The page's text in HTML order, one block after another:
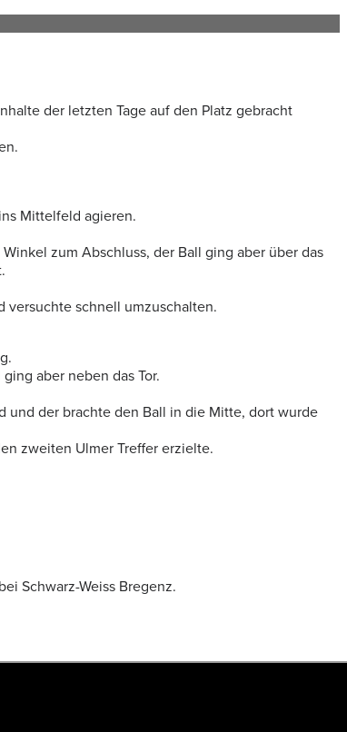
der letzten Tage auf den Platz gebracht
Mittelfeld agieren.
zum Abschluss, der Ball ging aber über das
versuchte schnell umzuschalten.
aber neben das Tor.
und der brachte den Ball in die Mitte, dort wurde
zweiten Ulmer Treffer erzielte.
Schwarz-Weiss Bregenz.